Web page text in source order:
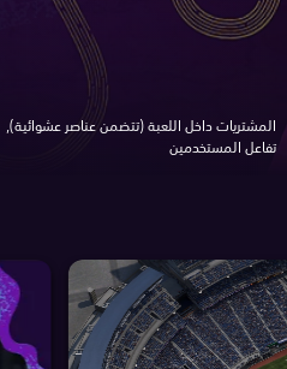
المشتريات داخل اللعبة (تتضمن عناصر عشوائية),
تفاعل المستخدمين